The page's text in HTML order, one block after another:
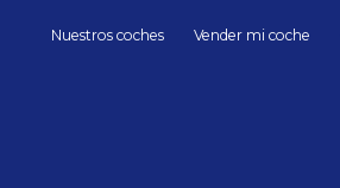
Nuestros coches Vender mi coche